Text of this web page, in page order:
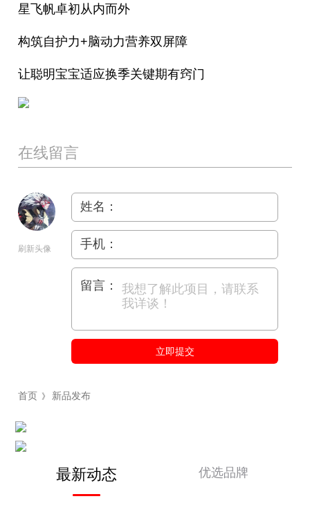
星飞帆卓初从内而外
构筑自护力+脑动力营养双屏障
让聪明宝宝适应换季关键期有窍门
在线留言
刷新头像
姓名：
手机：
留言：
立即提交
首页 》 新品发布
最新动态 优选品牌